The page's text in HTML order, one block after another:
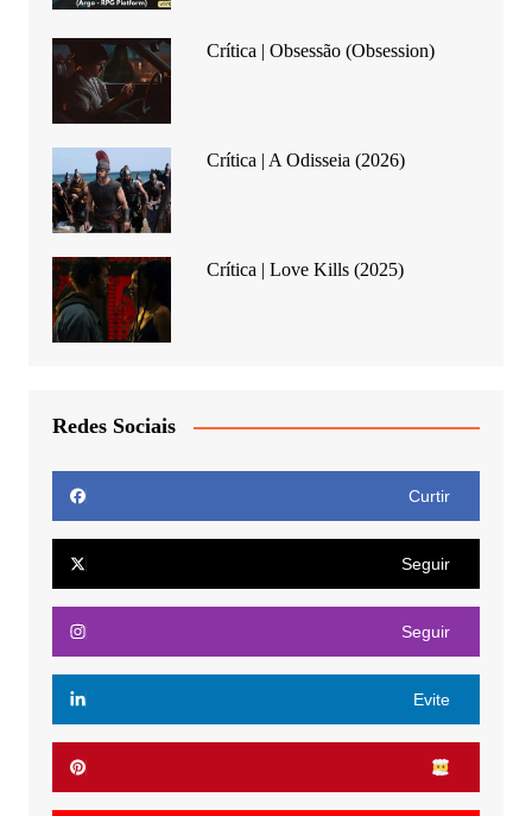
Crítica | Obsessão (Obsession)
Crítica | A Odisseia (2026)
Crítica | Love Kills (2025)
Redes Sociais
Curtir
Seguir
Seguir
Evite